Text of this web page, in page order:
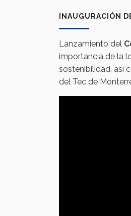
INAUGURACIÓN
Lanzamiento del
importancia de la
sostenibilidad, así
del Tec de